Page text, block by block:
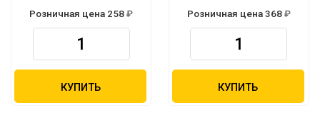
Розничная цена 258
КУПИТЬ
Розничная цена 368
КУПИТЬ